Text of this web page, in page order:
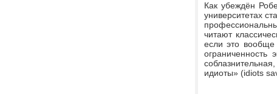
Как убеждён
университетах
читают
если это
ограниченность
идиоты» (idiots